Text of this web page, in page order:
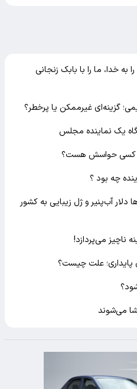
به خدا، ما را با بابک زنجانی
گزینه‌ای غیرممکن یا پرخطر؟
یک نماینده مجلس
چه بود ؟
آب‌پنیر و ژل زیبایی به کشور
ناچیز می‌پردازد!
پایداری؛ علت چیست؟
می‌شوند